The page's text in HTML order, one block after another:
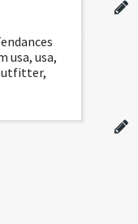
usa, usa,
,